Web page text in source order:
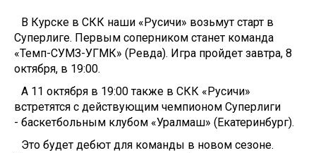
В Курске в СКК наши «Русичи» возьмут старт в
Суперлиге. Первым соперником станет команда
«Темп-СУМЗ-УГМК» (Ревда). Игра пройдет завтра, 8
октября, в 19:00.
А 11 октября в 19:00 также в СКК «Русичи»
встретятся с действующим чемпионом Суперлиги
- баскетбольным клубом «Уралмаш» (Екатеринбург).
Это будет дебют для команды в новом сезоне.